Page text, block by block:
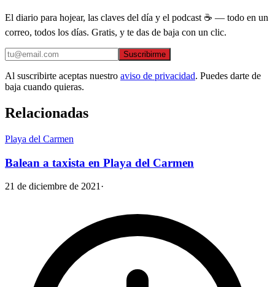
El diario para hojear, las claves del día y el podcast ☕ — todo en un
correo, todos los días. Gratis, y te das de baja con un clic.
Suscribirme
Al suscribirte aceptas nuestro aviso de privacidad. Puedes darte de
baja cuando quieras.
Relacionadas
Playa del Carmen
Balean a taxista en Playa del Carmen
21 de diciembre de 2021 ·